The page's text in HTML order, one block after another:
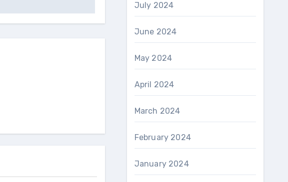
July 2024
June 2024
May 2024
April 2024
March 2024
February 2024
January 2024